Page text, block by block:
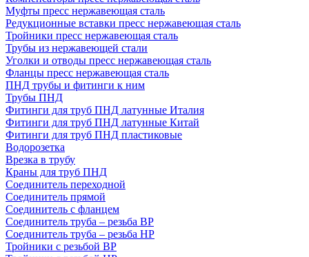
Муфты пресс нержавеющая сталь
Редукционные вставки пресс нержавеющая сталь
Тройники пресс нержавеющая сталь
Трубы из нержавеющей стали
Уголки и отводы пресс нержавеющая сталь
Фланцы пресс нержавеющая сталь
ПНД трубы и фитинги к ним
Трубы ПНД
Фитинги для труб ПНД латунные Италия
Фитинги для труб ПНД латунные Китай
Фитинги для труб ПНД пластиковые
Водорозетка
Врезка в трубу
Краны для труб ПНД
Соединитель переходной
Соединитель прямой
Соединитель с фланцем
Соединитель труба – резьба ВР
Соединитель труба – резьба НР
Тройники с резьбой ВР